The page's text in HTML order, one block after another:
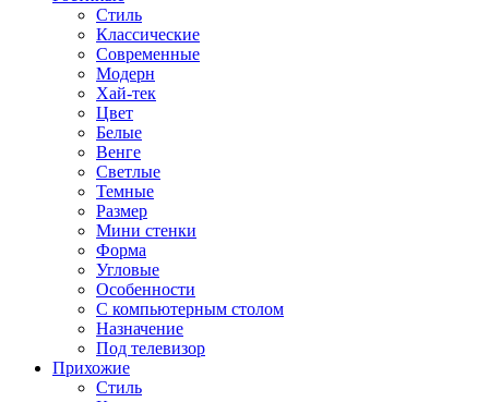
Стиль
Классические
Современные
Модерн
Хай-тек
Цвет
Белые
Венге
Светлые
Темные
Размер
Мини стенки
Форма
Угловые
Особенности
С компьютерным столом
Назначение
Под телевизор
Прихожие
Стиль